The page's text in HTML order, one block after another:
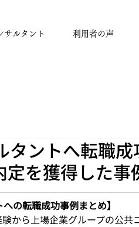
サルタント 利用者の声
ントへ転職成
を獲得した事
の転職成功事例まとめ】
から上場企業グループの公共